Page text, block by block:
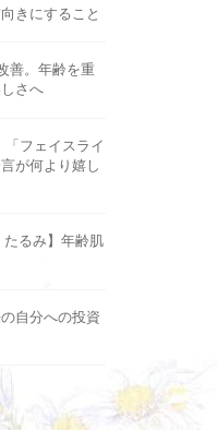
きにすること
善。年齢を重
さへ
「フェイスライ
が何より嬉し
たるみ】年齢肌
自分への投資